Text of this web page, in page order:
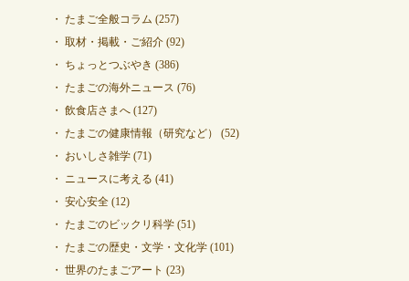
たまご全般コラム (257)
取材・掲載・ご紹介(92)
ちょっとつぶやき (386)
たまごの海外ニュース (76)
飲食店さまへ(127)
たまごの健康情報（研究など）
(52)
おいしさ雑学(71)
ニュースに考える (41)
安心安全(12)
たまごのビックリ科学(51)
たまごの歴史・文学・文化学(101)
世界のたまごアート (23)